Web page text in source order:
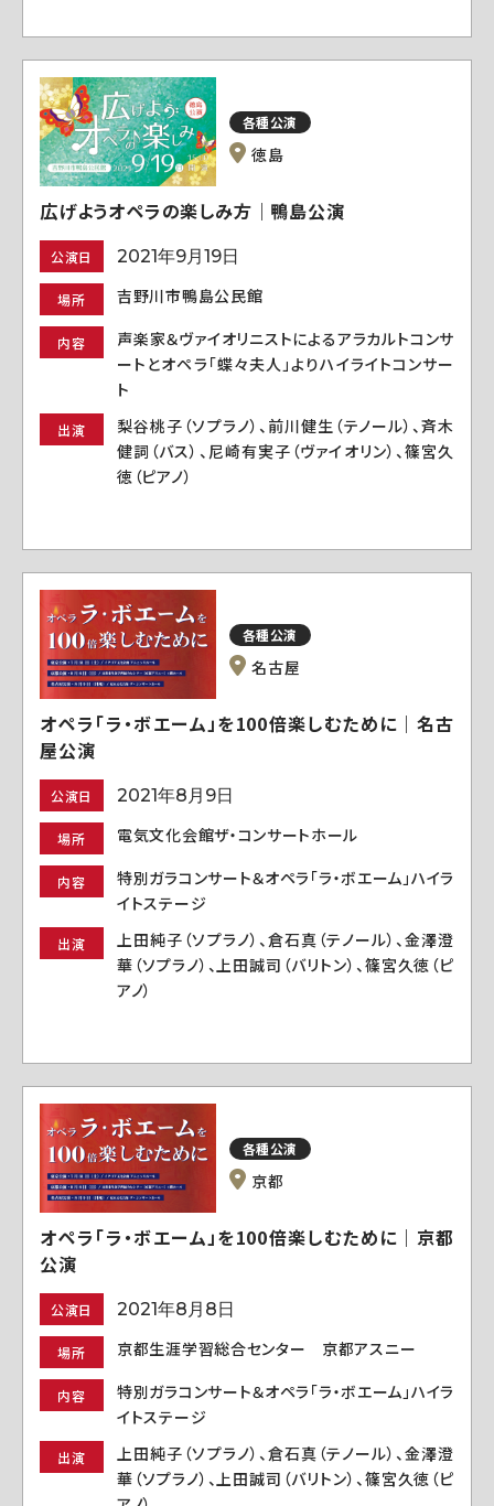
各種公演
徳島
広げようオペラの楽しみ方｜鴨島公演
公演日 2021年9月19日
場所 吉野川市鴨島公民館
内容
声楽家＆ヴァイオリニストによるアラカルトコンサ
ートとオペラ「蝶々夫人」よりハイライトコンサー
ト
出演
梨谷桃子（ソプラノ）、前川健生（テノール）、斉木
健詞（バス）、尼崎有実子（ヴァイオリン）、篠宮久
徳（ピアノ）
各種公演
名古屋
オペラ「ラ・ボエーム」を100倍楽しむために｜名古
屋公演
公演日 2021年8月9日
場所 電気文化会館ザ・コンサートホール
内容
特別ガラコンサート＆オペラ「ラ・ボエーム」ハイラ
イトステージ
出演
上田純子（ソプラノ）、倉石真（テノール）、金澤澄
華（ソプラノ）、上田誠司（バリトン）、篠宮久徳（ピ
アノ）
各種公演
京都
オペラ「ラ・ボエーム」を100倍楽しむために｜京都
公演
公演日 2021年8月8日
場所 京都生涯学習総合センター 京都アスニー
内容
特別ガラコンサート＆オペラ「ラ・ボエーム」ハイラ
イトステージ
出演
上田純子（ソプラノ）、倉石真（テノール）、金澤澄
華（ソプラノ）、上田誠司（バリトン）、篠宮久徳（ピ